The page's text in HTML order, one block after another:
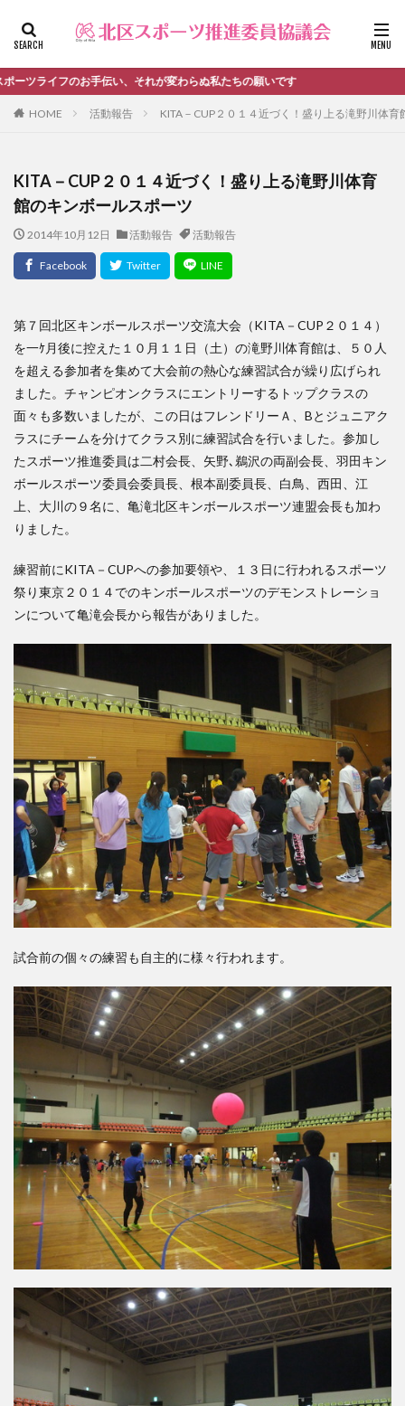
、それが変わらぬ私たちの願いです
HOME 活動報告 KITA－CUP２０１４近づく！盛り上る滝野川体
KITA－CUP２０１４近づく！盛り上る滝野川体育
館のキンボールスポーツ
2014年10月12日 活動報告 活動報告
第７回北区キンボールスポーツ交流大会（KITA－CUP２０１４）
を一ｹ月後に控えた１０月１１日（土）の滝野川体育館は、５０人
を超える参加者を集めて大会前の熱心な練習試合が繰り広げられ
ました。チャンピオンクラスにエントリーするトップクラスの
面々も多数いましたが、この日はフレンドリーＡ、Bとジュニアク
ラスにチームを分けてクラス別に練習試合を行いました。参加し
たスポーツ推進委員は二村会長、矢野､鵜沢の両副会長、羽田キン
ボールスポーツ委員会委員長、根本副委員長、白鳥、西田、江
上、大川の９名に、亀滝北区キンボールスポーツ連盟会長も加わ
りました。
練習前にKITA－CUPへの参加要領や、１３日に行われるスポーツ
祭り東京２０１４でのキンボールスポーツのデモンストレーショ
ンについて亀滝会長から報告がありました。
試合前の個々の練習も自主的に様々行われます。
ファッション デザイン 流行
カテゴリー
＃活動報告 kitacup past
schedule
おしらせ
お知らせ
メンバー募集中のチーム
ワークショップ
健康ハイキング委員会からのお知らせ
北区スポーツ推進委員
北区のスポーツチーム
卓球
活動報告
生涯スポーツ
田端文士ウォーク
講習会のご報告
検索